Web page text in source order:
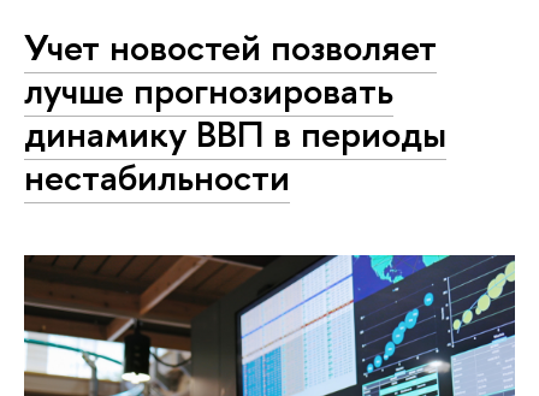
Учет новостей позволяет
лучше прогнозировать
динамику ВВП в периоды
нестабильности